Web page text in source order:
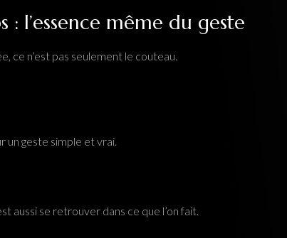
: l’essence même du geste
ce n’est pas seulement le couteau.
un geste simple et vrai.
aussi se retrouver dans ce que l’on fait.